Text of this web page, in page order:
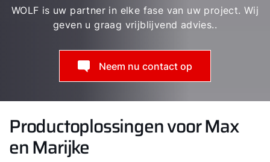
WOLF is uw partner in elke fase van uw project. Wij
geven u graag vrijblijvend advies..
Neem nu contact op
Productoplossingen voor Max
en Marijke